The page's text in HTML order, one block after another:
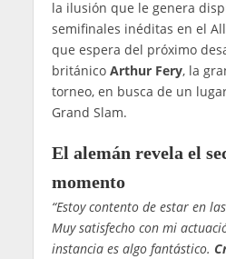
la ilusión que le genera
semifinales inéditas en el
que espera del próximo
británico Arthur Fery, la
torneo, en busca de un
Grand Slam.
El alemán revela el
momento
“Estoy contento de estar en
Muy satisfecho con mi
instancia es algo fantástico.